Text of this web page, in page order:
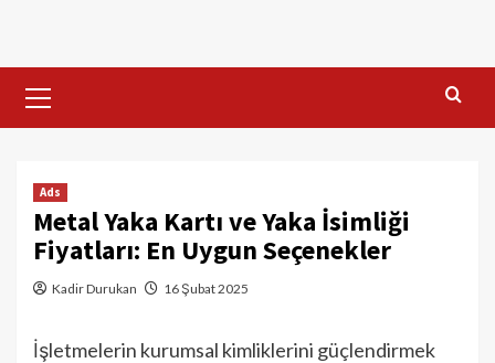
content
Menu
Ads
Metal Yaka Kartı ve Yaka İsimliği
Fiyatları: En Uygun Seçenekler
Kadir Durukan 16 Şubat 2025
İşletmelerin kurumsal kimliklerini güçlendirmek